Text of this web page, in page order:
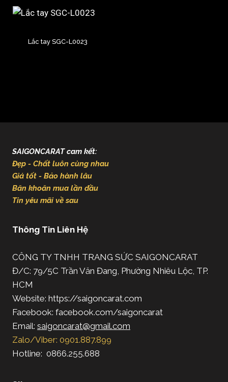
Lắc tay SGC-L0023
SAIGONCARAT cam kết:
Đẹp - Chất luôn cùng nhau
Giá tốt - Bảo hành lâu
Băn khoăn mua lần đầu
Tin yêu mãi về sau
Thông Tin Liên Hệ
CÔNG TY TNHH TRANG SỨC SAIGONCARAT
Đ/C: 79/5C Trần Văn Đang, Phường Nhiêu Lộc, TP.
HCM
Website: https://saigoncarat.com
Facebook: facebook.com/saigoncarat
Email: saigoncarat@gmail.com
Zalo/Viber: 0901.887.899
Hotline: 0866.255.688